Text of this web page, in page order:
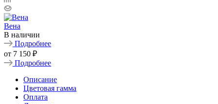
Вена
В наличии
Подробнее
от 7 150 ₽
Подробнее
Описание
Цветовая гамма
Оплата